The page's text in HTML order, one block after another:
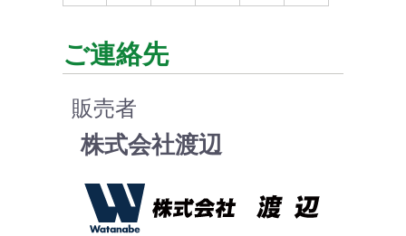
ご連絡先
販売者
株式会社渡辺